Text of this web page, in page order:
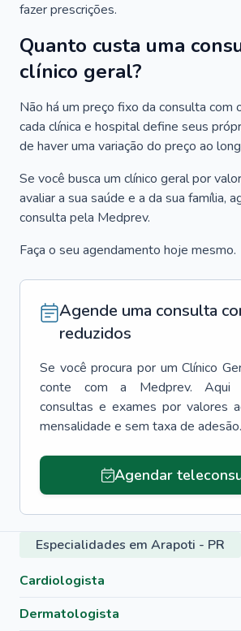
fazer prescrições.
Quanto custa uma
clínico geral?
Não há um preço fixo da consulta com
cada clínica e hospital define seus
de haver uma variação do preço ao
Se você busca um clínico geral por
avaliar a sua saúde e a da sua família,
consulta pela Medprev.
Faça o seu agendamento hoje mesmo.
Agende uma consulta
reduzidos
Se você procura por um Clínico
conte com a Medprev. Aqui
consultas e exames por valores
mensalidade e sem taxa de adesão.
Agendar
Especialidades em Arapoti - PR
Cardiologista
Dermatologista